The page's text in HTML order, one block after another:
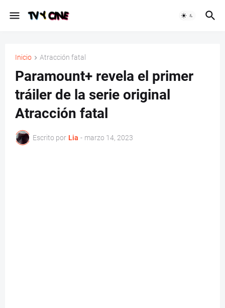
Inicio Atracción fatal
Paramount+ revela el primer
tráiler de la serie original
Atracción fatal
Escrito por Lia - marzo 14, 2023